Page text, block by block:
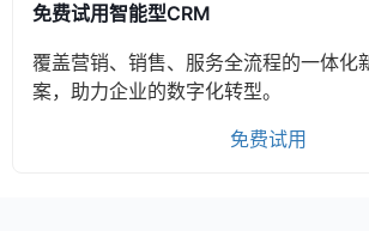
免费试用智能型CRM
覆盖营销、销售、服务全流程的一体化
案，助力企业的数字化转型。
免费试用